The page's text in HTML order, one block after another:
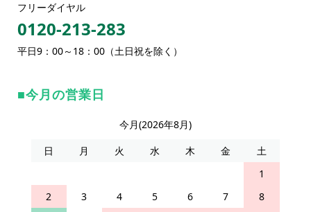
フリーダイヤル
0120-213-283
平日9：00～18：00（土日祝を除く）
今月の営業日
今月(2026年8月)
日
月 火 水 木 金
土
1
2
3 4 5 6 7
8